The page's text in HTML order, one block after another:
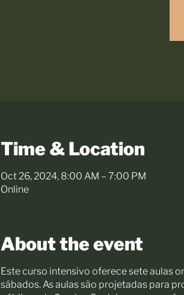
Time & Location
Oct 26, 2024, 8:00 AM – 7:00 PM
Online
About the event
Este curso intensivo oferece sete aulas
sábados. As aulas são projetadas para